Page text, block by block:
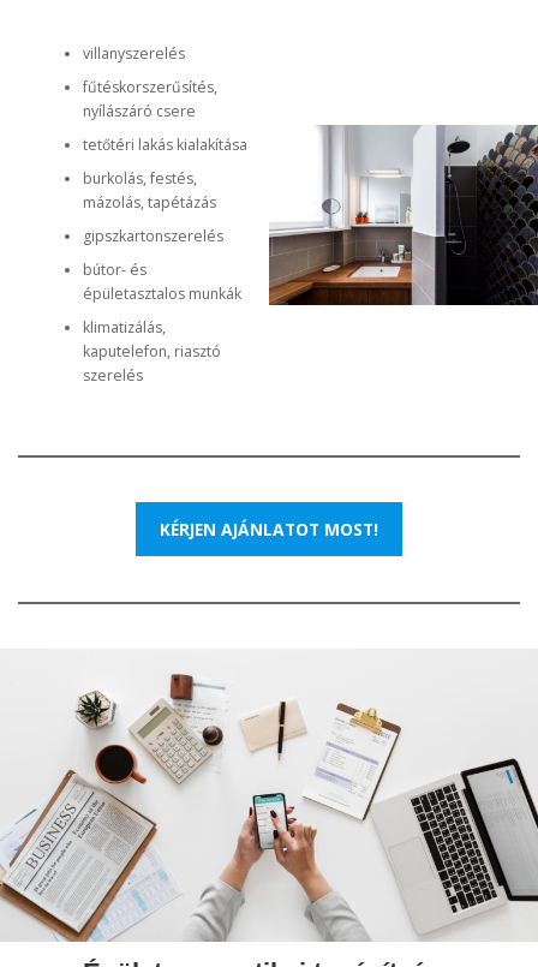
villanyszerelés
fűtéskorszerűsítés,
nyílászáró csere
tetőtéri lakás kialakítása
burkolás, festés,
mázolás, tapétázás
gipszkartonszerelés
bútor- és
épületasztalos munkák
klimatizálás,
kaputelefon, riasztó
szerelés
KÉRJEN AJÁNLATOT MOST!